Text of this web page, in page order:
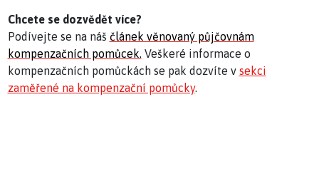
Chcete se dozvědět více?
Podívejte se na náš článek věnovaný půjčovnám
kompenzačních pomůcek. Veškeré informace o
kompenzačních pomůckách se pak dozvíte v sekci
zaměřené na kompenzační pomůcky.